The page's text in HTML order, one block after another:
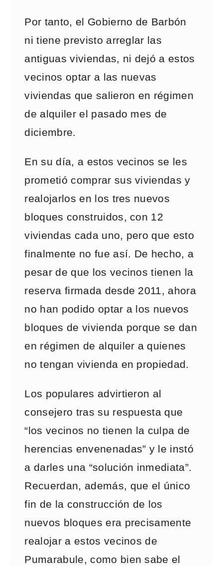
Por tanto, el Gobierno de Barbón
ni tiene previsto arreglar las
antiguas viviendas, ni dejó a estos
vecinos optar a las nuevas
viviendas que salieron en régimen
de alquiler el pasado mes de
diciembre.
En su día, a estos vecinos se les
prometió comprar sus viviendas y
realojarlos en los tres nuevos
bloques construidos, con 12
viviendas cada uno, pero que esto
finalmente no fue así. De hecho, a
pesar de que los vecinos tienen la
reserva firmada desde 2011, ahora
no han podido optar a los nuevos
bloques de vivienda porque se dan
en régimen de alquiler a quienes
no tengan vivienda en propiedad.
Los populares advirtieron al
consejero tras su respuesta que
“los vecinos no tienen la culpa de
herencias envenenadas” y le instó
a darles una “solución inmediata”.
Recuerdan, además, que el único
fin de la construcción de los
nuevos bloques era precisamente
realojar a estos vecinos de
Pumarabule, como bien sabe el